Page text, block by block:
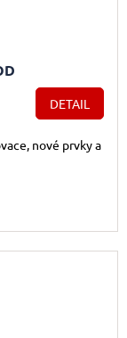
DETAIL
nové prvky a